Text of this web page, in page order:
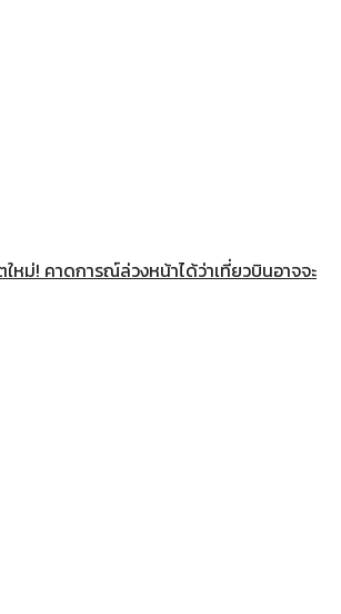
หม่! คาดการณ์ล่วงหน้าได้ว่าเที่ยวบินอาจจะ